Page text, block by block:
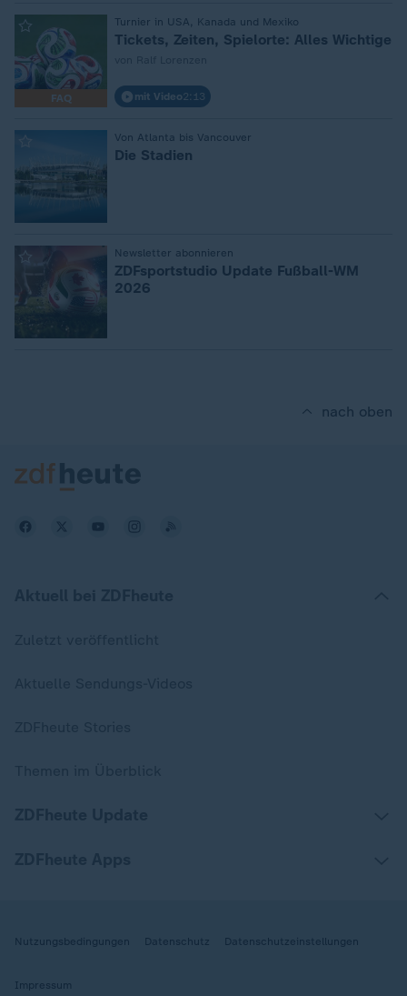
FAQ
Turnier in USA, Kanada und Mexiko
Tickets, Zeiten, Spielorte: Alles Wichtige
mit Video2:13
Von Atlanta bis Vancouver
Die Stadien
Newsletter abonnieren
ZDFsportstudio Update Fußball-WM
2026
nach oben
Nutzungsbedingungen Datenschutz Datenschutzeinstellungen
Impressum